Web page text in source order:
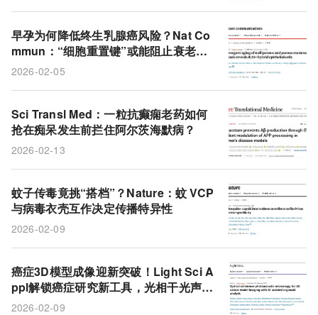
早孕为何降低终生乳腺癌风险？Nat Co
mmun：“细胞重置键”或能阻止衰老混
乱
2026-02-05
Sci Transl Med：一粒抗癫痫老药如何
抢在痴呆发生前拦住阿尔茨海默病？
2026-02-13
蚊子传毒竟挑“搭档”？Nature：蚊 VCP
与病毒衣壳互作决定传播特异性
2026-02-09
癌症3D模型成像迎新突破！Light Sci A
ppl解锁癌症研究新工具，光相干光声显
微镜结合AI实现精准分析
2026-02-09